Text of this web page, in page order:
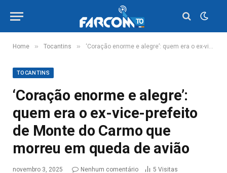
Home » Tocantins » ‘Coração enorme e alegre’: quem era o ex-vice-prefeito de Monte do Carmo que morreu em queda de avião
TOCANTINS
‘Coração enorme e alegre’:
quem era o ex-vice-prefeito
de Monte do Carmo que
morreu em queda de avião
novembro 3, 2025 Nenhum comentário 5 Visitas